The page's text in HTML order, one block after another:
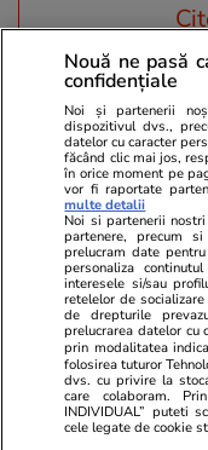
TRENDING
Știri Externe
Ce este OXY,
euro din
român: 120 de
hotel
Știri România
Nicolae
jurnalistul s-a
Nouă ne pasă
confidențiale
Noi și partenerii
dispozitivul dvs.,
datelor cu caracter
făcând clic mai jos,
în orice moment pe
vor fi raportate
multe detalii
Noi si partenerii
partenere, precum
prelucram date
personaliza
interesele si/sau
retelelor de
de drepturile
prelucrarea datelor cu
prin modalitatea
folosirea tuturor
dvs. cu privire la
care colaboram.
INDIVIDUAL” puteti
cele legate de cookie